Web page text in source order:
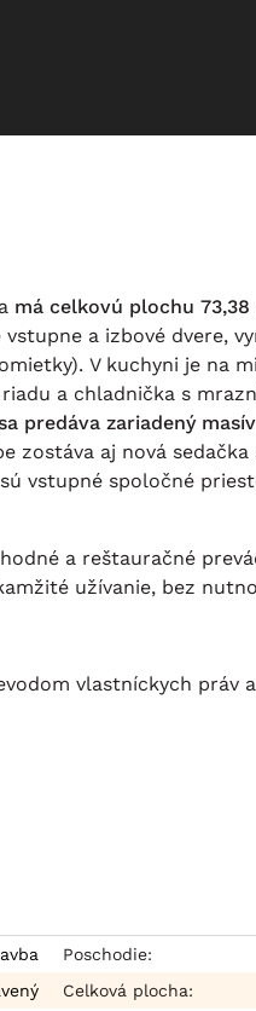
má celkovú plochu 73,38
a izbové dvere,
V kuchyni je na
a chladnička s
predáva zariadený
zostáva aj nová
vstupné spoločné
a reštauračné
užívanie, bez
vlastníckych práv
Poschodie:
Celková plocha: